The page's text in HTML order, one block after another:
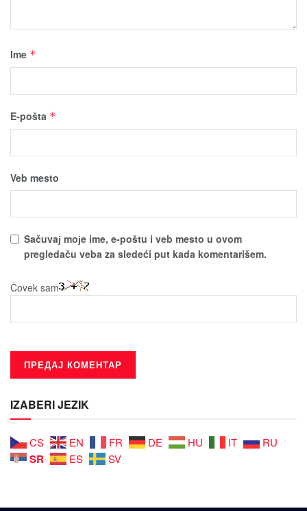
Ime *
E-pošta *
Veb mesto
Sačuvaј moјe ime, e-poštu i veb mesto u ovom
pregledaču veba za sledeći put kada komentarišem.
Čovek sam
IZABERI JEZIK
CS EN FR DE HU IT RU
SR ES SV